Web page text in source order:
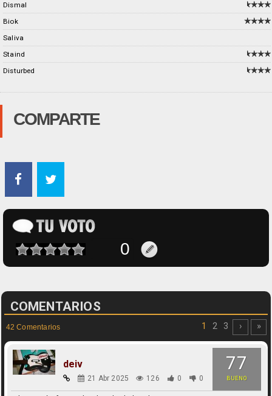
Dismal
Biok
Saliva
Staind
Disturbed
COMPARTE
COMENTARIOS
42 Comentarios 1 2 3 › »
77
BUENO
deiv
21 Abr 2025 126 0 0